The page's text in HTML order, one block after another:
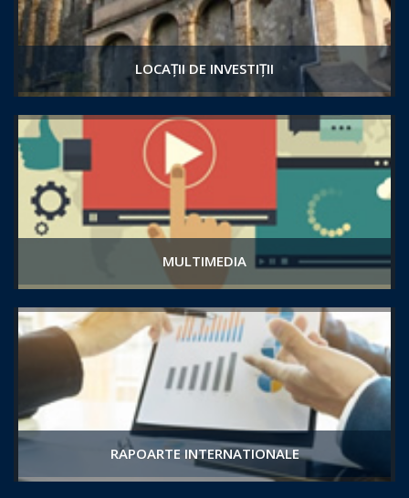
LOCAȚII DE INVESTIȚII
MULTIMEDIA
RAPOARTE INTERNATIONALE